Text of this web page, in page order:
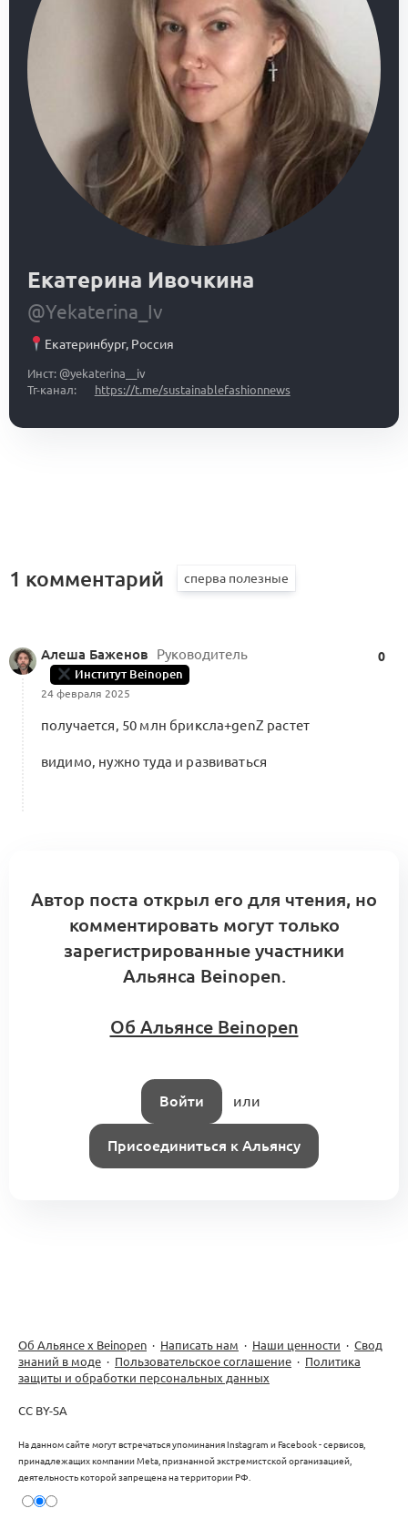
Екатерина Ивочкина
@Yekaterina_Iv
Екатеринбург, Россия
Инст: @yekaterina__iv
Тг-канал:
https://t.me/sustainablefashionnews
1 комментарий
Алеша Баженов Руководитель
Институт Beinopen
24 февраля 2025
0
получается, 50 млн бриксла+genZ растет
видимо, нужно туда и развиваться
Автор поста открыл его для чтения, но
комментировать могут только
зарегистрированные участники
Альянса Beinopen.
Об Альянсе Beinopen
Войти или
Присоединиться к Альянсу
Об Альянсе х Beinopen · Написать нам · Наши ценности · Свод
знаний в моде · Пользовательское соглашение · Политика
защиты и обработки персональных данных
CC BY-SA
На данном сайте могут встречаться упоминания Instagram и Facebook - сервисов,
принадлежащих компании Meta, признанной экстремистской организацией,
деятельность которой запрещена на территории РФ.